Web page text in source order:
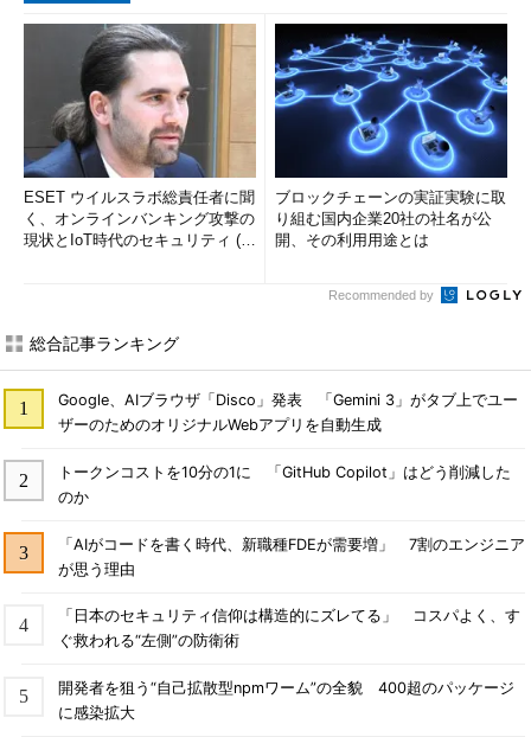
ESET ウイルスラボ総責任者に聞
く、オンラインバンキング攻撃の
現状とIoT時代のセキュリティ (1/
ブロックチェーンの実証実験に取
り組む国内企業20社の社名が公
開、その利用用途とは
Recommended by
総合記事ランキング
Google、AIブラウザ「Disco」発表 「Gemini 3」がタブ上でユー
ザーのためのオリジナルWebアプリを自動生成
トークンコストを10分の1に 「GitHub Copilot」はどう削減した
のか
「AIがコードを書く時代、新職種FDEが需要増」 7割のエンジニア
が思う理由
「日本のセキュリティ信仰は構造的にズレてる」 コスパよく、す
ぐ救われる“左側”の防衛術
開発者を狙う“自己拡散型npmワーム”の全貌 400超のパッケージ
に感染拡大